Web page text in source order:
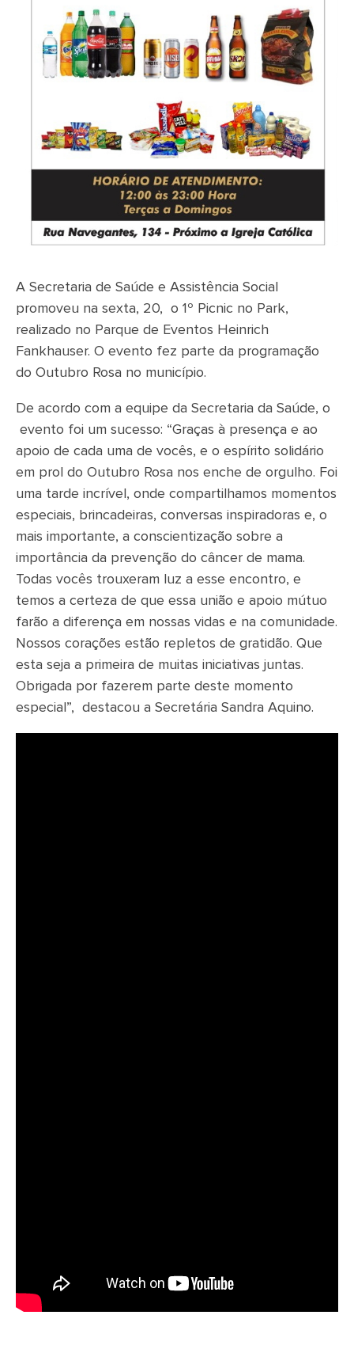
A Secretaria de Saúde e Assistência Social
promoveu na sexta, 20, o 1º Picnic no Park,
realizado no Parque de Eventos Heinrich
Fankhauser. O evento fez parte da programação
do Outubro Rosa no município.
De acordo com a equipe da Secretaria da Saúde, o
evento foi um sucesso: “Graças à presença e ao
apoio de cada uma de vocês, e o espírito solidário
em prol do Outubro Rosa nos enche de orgulho. Foi
uma tarde incrível, onde compartilhamos momentos
especiais, brincadeiras, conversas inspiradoras e, o
mais importante, a conscientização sobre a
importância da prevenção do câncer de mama.
Todas vocês trouxeram luz a esse encontro, e
temos a certeza de que essa união e apoio mútuo
farão a diferença em nossas vidas e na comunidade.
Nossos corações estão repletos de gratidão. Que
esta seja a primeira de muitas iniciativas juntas.
Obrigada por fazerem parte deste momento
especial”, destacou a Secretária Sandra Aquino.